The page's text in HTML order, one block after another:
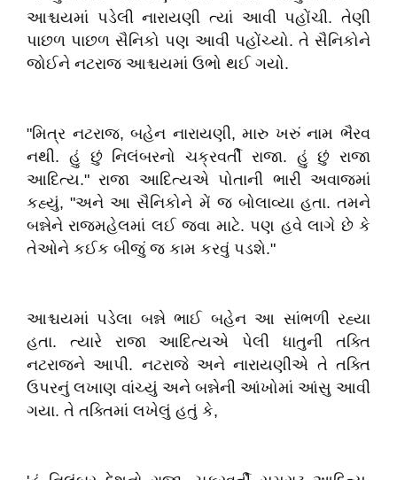
આશ્ચયમાં પડેલી નારાયણી ત્યાં આવી પહોંચી. તેણી
પાછળ પાછળ સૈનિકો પણ આવી પહોંચ્યો. તે સૈનિકોને
જોઈને નટરાજ આશ્ચયમાં ઉભો થઈ ગયો.
"મિત્ર નટરાજ, બહેન નારાયણી, મારુ ખરું નામ ભૈરવ
નથી. હું છું નિલંબરનો ચક્રવર્તી રાજા. હું છું રાજા
આદિત્ય." રાજા આદિત્યએ પોતાની ભારી અવાજમાં
કહ્યું, "અને આ સૈનિકોને મેં જ બોલાવ્યા હતા. તમને
બન્નેને રાજમહેલમાં લઈ જવા માટે. પણ હવે લાગે છે કે
તેઓને કઈક બીજું જ કામ કરવું પડશે."
આશ્ચયમાં પડેલા બન્ને ભાઈ બહેન આ સાંભળી રહ્યા
હતા. ત્યારે રાજા આદિત્યએ પેલી ધાતુની તક્તિ
નટરાજને આપી. નટરાજે અને નારાયણીએ તે તક્તિ
ઉપરનું લખાણ વાંચ્યું અને બન્નેની આંખોમાં આંસુ આવી
ગયા. તે તક્તિમાં લખેલું હતું કે,